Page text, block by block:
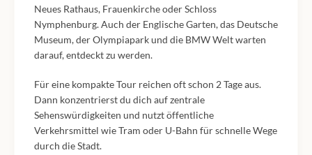
Neues Rathaus, Frauenkirche oder Schloss
Nymphenburg. Auch der Englische Garten, das Deutsche
Museum, der Olympiapark und die BMW Welt warten
darauf, entdeckt zu werden.
Für eine kompakte Tour reichen oft schon 2 Tage aus.
Dann konzentrierst du dich auf zentrale
Sehenswürdigkeiten und nutzt öffentliche
Verkehrsmittel wie Tram oder U-Bahn für schnelle Wege
durch die Stadt.